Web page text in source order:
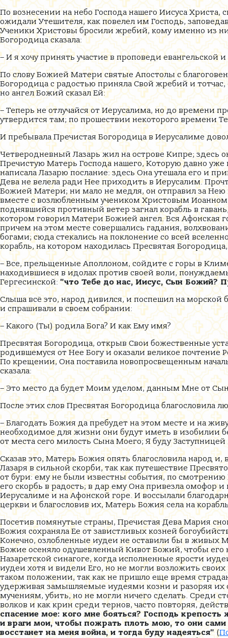
По вознесении на небо Господа нашего Иисуса
ожидали Утешителя, как повелел им Господь,
Ученики Христовы бросили жребий, кому именно из
Богородица сказала:
– И я хочу принять участие в проповеди
По слову Божией Матери святые Апостолы с
Богородица с радостью приняла Свой жребий и
но ангел Божий сказал Ей:
– Теперь не отлучайся от Иерусалима, но до времени
утвердится там; по прошествии некоторого времени
И пребывала Пречистая Богородица в Иерусалиме
Четверодневный Лазарь жил на острове Кипре; здесь
Пречистую Матерь Господа нашего, Которую давно
написала Лазарю послание: здесь Она утешала его и
Дева не велела ради Нее приходить в Иерусалим.
Божией Матери; ни мало не медля, он отправил за Нею
вместе с возлюбленным учеником Христовым
поднявшийся противный ветер загнал корабль в
котором говорил Матери Божией ангел. Вся Афонская
причем на этом месте совершались гадания,
богами; сюда стекались на поклонение со всей
корабль, на котором находилась Пресвятая
– Все, прельщенные Аполлоном, сойдите с горы в
находившиеся в идолах против своей воли,
Гергесинской:"что Тебе до нас, Иисус, Сын Божий?
Слыша всё это, народ дивился, и поспешил на
и спрашивали в своем собрании:
– Какого (Ты) родила Бога? И как Ему имя?
Пресвятая Богородица, открыв Свои божественные
родившемуся от Нее Богу и оказали великое почтение
По крещении, Она поставила новопросвещенным
сказала:
– Это место да будет Моим уделом, данным Мне от
После этих слов Пресвятая Богородица благословила
– Благодать Божия да пребудет на этом месте и на
необходимое для жизни они будут иметь в изобилии
от места сего милость Сына Моего; Я буду
Сказав это, Матерь Божия опять благословила народ
Лазаря в сильной скорби, так как путешествие
от бури: ему не были известны события, по
его скорбь в радость; в дар ему Она привезла омофор
Иерусалиме и на Афонской горе. И воссылали
церкви и благословив их, Матерь Божия села на
Посетив помянутые страны, Пречистая Дева Мария
Божия сохраняла Ее от завистливых козней
Конечно, озлобленные иудеи не оставили бы в живых
Божие осеняло одушевленный Кивот Божий, чтобы его
Назаретской синагоге, когда исполненные ярости
иудеи хотя и видели Его, но не могли возложить
таком положении, так как не пришло еще время
удерживая замышляемые иудеями козни и разоряя их
мучениям, убить, но не могли ничего сделать. Среди
волков и как крин среди тернов, часто повторяя,
спасение мое: кого мне бояться? Господь
и враги мои, чтобы пожрать плоть мою, то они сами
восстанет на меня война, и тогда буду надеяться"(